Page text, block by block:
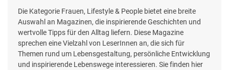
Die Kategorie Frauen, Lifestyle & People bietet eine breite
Auswahl an Magazinen, die inspirierende Geschichten und
wertvolle Tipps für den Alltag liefern. Diese Magazine
sprechen eine Vielzahl von LeserInnen an, die sich für
Themen rund um Lebensgestaltung, persönliche Entwicklung
und inspirierende Lebenswege interessieren. Sie finden hier